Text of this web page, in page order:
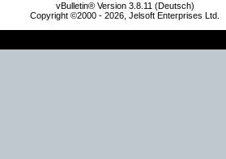
vBulletin® Version 3.8.11 (Deutsch)
Copyright ©2000 - 2026, Jelsoft Enterprises Ltd.